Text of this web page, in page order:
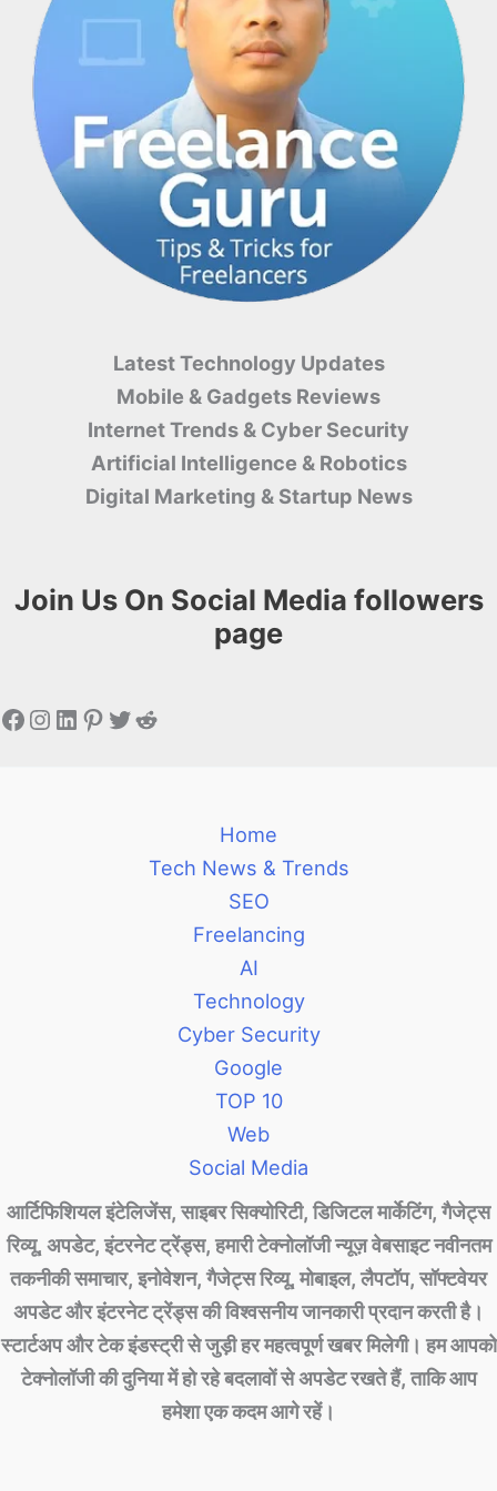
Latest Technology Updates
Mobile & Gadgets Reviews
Internet Trends & Cyber ​​Security
Artificial Intelligence & Robotics
Digital Marketing & Startup News
Join Us On Social Media followers
page
Facebook
Instagram
LinkedIn
Pinterest
Twitter
Reddit
Home
Tech News & Trends
SEO
Freelancing
AI
Technology
Cyber Security
Google
TOP 10
Web
Social Media
आर्टिफिशियल इंटेलिजेंस, साइबर सिक्योरिटी, डिजिटल मार्केटिंग, गैजेट्स
रिव्यू, अपडेट, इंटरनेट ट्रेंड्स, हमारी टेक्नोलॉजी न्यूज़ वेबसाइट नवीनतम
तकनीकी समाचार, इनोवेशन, गैजेट्स रिव्यू, मोबाइल, लैपटॉप, सॉफ्टवेयर
अपडेट और इंटरनेट ट्रेंड्स की विश्वसनीय जानकारी प्रदान करती है।
स्टार्टअप और टेक इंडस्ट्री से जुड़ी हर महत्वपूर्ण खबर मिलेगी। हम आपको
टेक्नोलॉजी की दुनिया में हो रहे बदलावों से अपडेट रखते हैं, ताकि आप
हमेशा एक कदम आगे रहें।